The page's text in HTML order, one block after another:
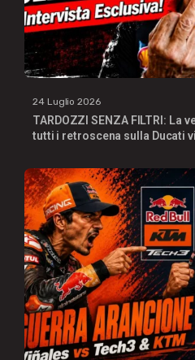
24 Luglio 2026
TARDOZZI SENZA FILTRI: La
tutti i retroscena sulla Ducati